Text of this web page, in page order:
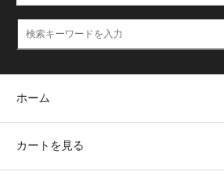
ホーム
カートを見る